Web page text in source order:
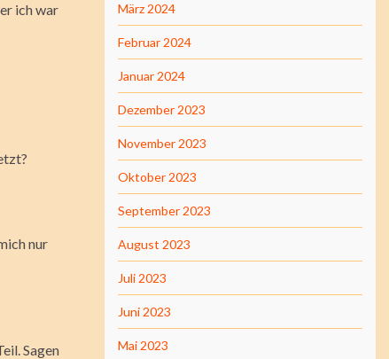
ich war
nur
Sagen
März 2024
Februar 2024
Januar 2024
Dezember 2023
November 2023
Oktober 2023
September 2023
August 2023
Juli 2023
Juni 2023
Mai 2023